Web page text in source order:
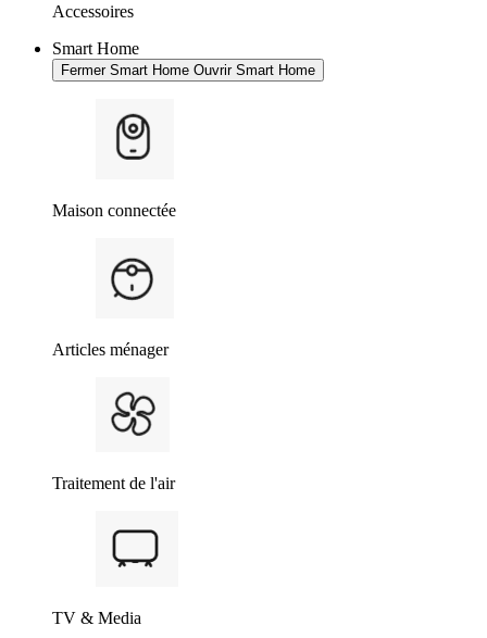
Accessoires
Smart Home
Fermer Smart Home Ouvrir Smart Home
Maison connectée
Articles ménager
Traitement de l'air
TV & Media